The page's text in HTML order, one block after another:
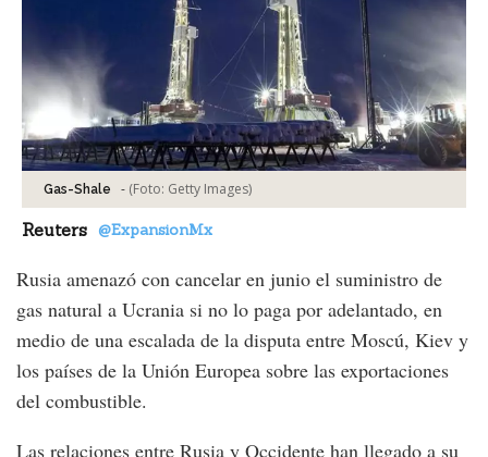
Gas-Shale - (Foto: Getty Images)
Reuters @ExpansionMx
Rusia amenazó con cancelar en junio el suministro de
gas natural a Ucrania si no lo paga por adelantado, en
medio de una escalada de la disputa entre Moscú, Kiev y
los países de la Unión Europea sobre las exportaciones
del combustible.
Las relaciones entre Rusia y Occidente han llegado a su